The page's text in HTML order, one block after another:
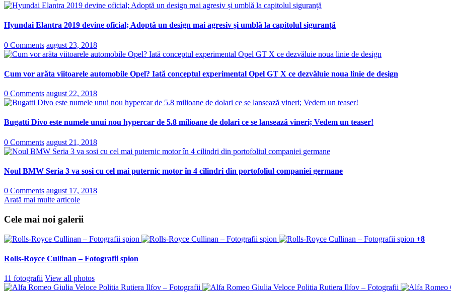
Hyundai Elantra 2019 devine oficial; Adoptă un design mai agresiv și umblă la capitolul siguranță
0 Comments august 23, 2018
Cum vor arăta viitoarele automobile Opel? Iată conceptul experimental Opel GT X ce dezvăluie noua linie de design
0 Comments august 22, 2018
Bugatti Divo este numele unui nou hypercar de 5.8 milioane de dolari ce se lansează vineri; Vedem un teaser!
0 Comments august 21, 2018
Noul BMW Seria 3 va sosi cu cel mai puternic motor în 4 cilindri din portofoliul companiei germane
0 Comments august 17, 2018
Arată mai multe articole
Cele mai noi galerii
+8
Rolls-Royce Cullinan – Fotografii spion
11 fotografii View all photos